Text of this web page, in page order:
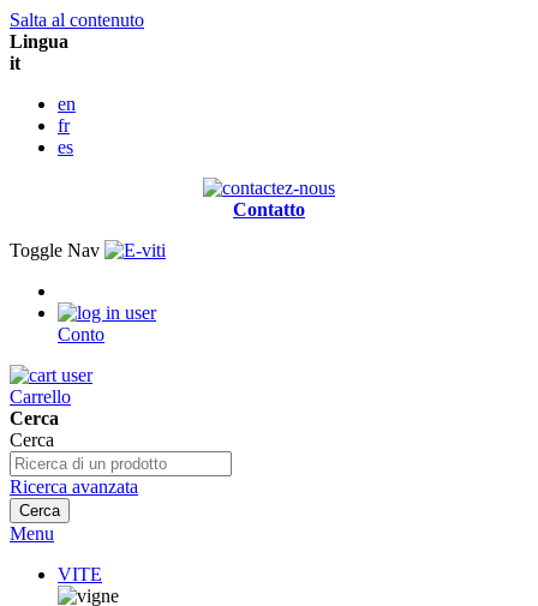
Salta al contenuto
Lingua
it
en
fr
es
Contatto
Toggle Nav
Conto
Carrello
Cerca
Cerca
Ricerca avanzata
Cerca
Menu
VITE